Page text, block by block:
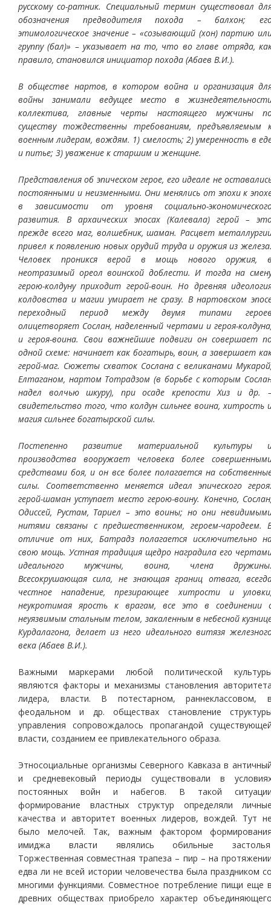
русскому со-ратник. Специальный термин существовал
обозначения предводителя похода – балхон;
этимологическое значение – «созывающий (хон) партию
группу (бал)» – указывает на то, что во главе отряда,
правило, становился инициатор похода (Абаев В.И.).
В обществе нартов, в котором война и организация
войны занимали ведущее место в
коллектива, главные черты настоящего мужчины
существу тождественны требованиям, предъявляемым
военным лидерам, вождям. 1) смелость; 2) умеренность в
и питье; 3) уважение к старшим и женщине.
Представления об эпическом герое, его идеале не
постоянными и неизменными. Они менялись от эпохи к
в зависимости от уровня социально-
развития. В архаических эпосах (Калевала) герой –
прежде всего маг, волшебник, шаман. Расцвет
привел к появлению новых орудий труда и оружия из
Человек проникся верой в мощь нового оружия,
неотразимый ореол воинской доблести. И тогда на
герою-колдуну приходит герой-воин. Но древняя
колдовства и магии умирает не сразу. В нартовском
переходный период между двумя типами
олицетворяет Сослан, наделенный чертами и героя-
и героя-воина. Свои важнейшие подвиги он совершает
одной схеме: начинает как богатырь, воин, а завершает
герой-маг. Сюжеты схваток Сослана с великанами
Елтаганом, нартом Тотрадзом (в борьбе с которым
надел волчью шкуру), при осаде крепости Хиз и др.
свидетельство того, что колдун сильнее воина, хитрость
магия сильнее богатырской силы.
Постепенно развитие материальной культуры
производства вооружает человека более
средствами боя, и он все более полагается на
силы. Соответственно меняется идеал эпического
герой-шаман уступает место герою-воину. Конечно,
Одиссей, Рустам, Тариел – это воины; но они
нитями связаны с предшественником, героем-чародеем.
отличие от них, Батрадз полагается исключительно
свою мощь. Устная традиция щедро наградила его
идеального мужчины, воина, члена
Всесокрушающая сила, не знающая границ отвага,
честное нападение, презирающее хитрости и
неукротимая ярость к врагам, все это в соединении
неуязвимым стальным телом, закаленным в небесной
Курдалагона, делает из него идеального витязя
века (Абаев В.И.).
Важными маркерами любой политической
являются факторы и механизмы становления
лидера, власти. В потестарном, раннеклассовом,
феодальном и др. обществах становление
управления сопровождалось пропагандой
власти, созданием ее привлекательного образа.
Этносоциальные организмы Северного Кавказа в
и средневековый периоды существовали в
постоянных войн и набегов. В такой
формирование властных структур определяли
качества и авторитет военных лидеров, вождей. Тут
было мелочей. Так, важным фактором
имиджа власти являлись обильные
Торжественная совместная трапеза – пир – на
едва ли не всей истории человечества была праздником
многими функциями. Совместное потребление пищи еще
древних обществах приобрело характер